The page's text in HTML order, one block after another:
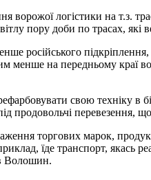
ворожої логістики на т.з.
пору доби по трасах,
російського
менше на передньому
свою техніку
продовольчі перевезення,
торгових марок,
їде транспорт,
Волошин.